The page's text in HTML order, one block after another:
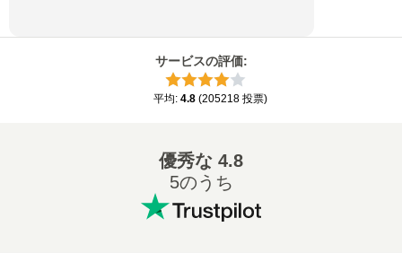
サービスの評価:
平均: 4.8 (205218 投票)
優秀な 4.8
5のうち